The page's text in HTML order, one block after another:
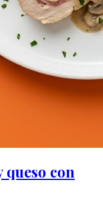
con